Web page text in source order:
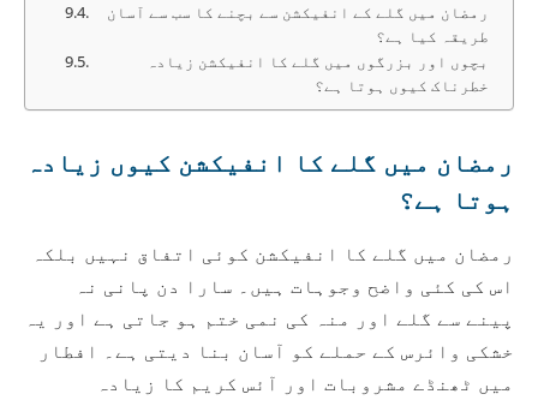
رمضان میں گلے کے انفیکشن سے بچنے کا سب سے آسان
طریقہ کیا ہے؟
بچوں اور بزرگوں میں گلے کا انفیکشن زیادہ
خطرناک کیوں ہوتا ہے؟
رمضان میں گلے کا انفیکشن کیوں زیادہ
ہوتا ہے؟
رمضان میں گلے کا انفیکشن کوئی اتفاق نہیں بلکہ
اس کی کئی واضح وجوہات ہیں۔ سارا دن پانی نہ
پینے سے گلے اور منہ کی نمی ختم ہو جاتی ہے اور یہ
خشکی وائرس کے حملے کو آسان بنا دیتی ہے۔ افطار
میں ٹھنڈے مشروبات اور آئس کریم کا زیادہ